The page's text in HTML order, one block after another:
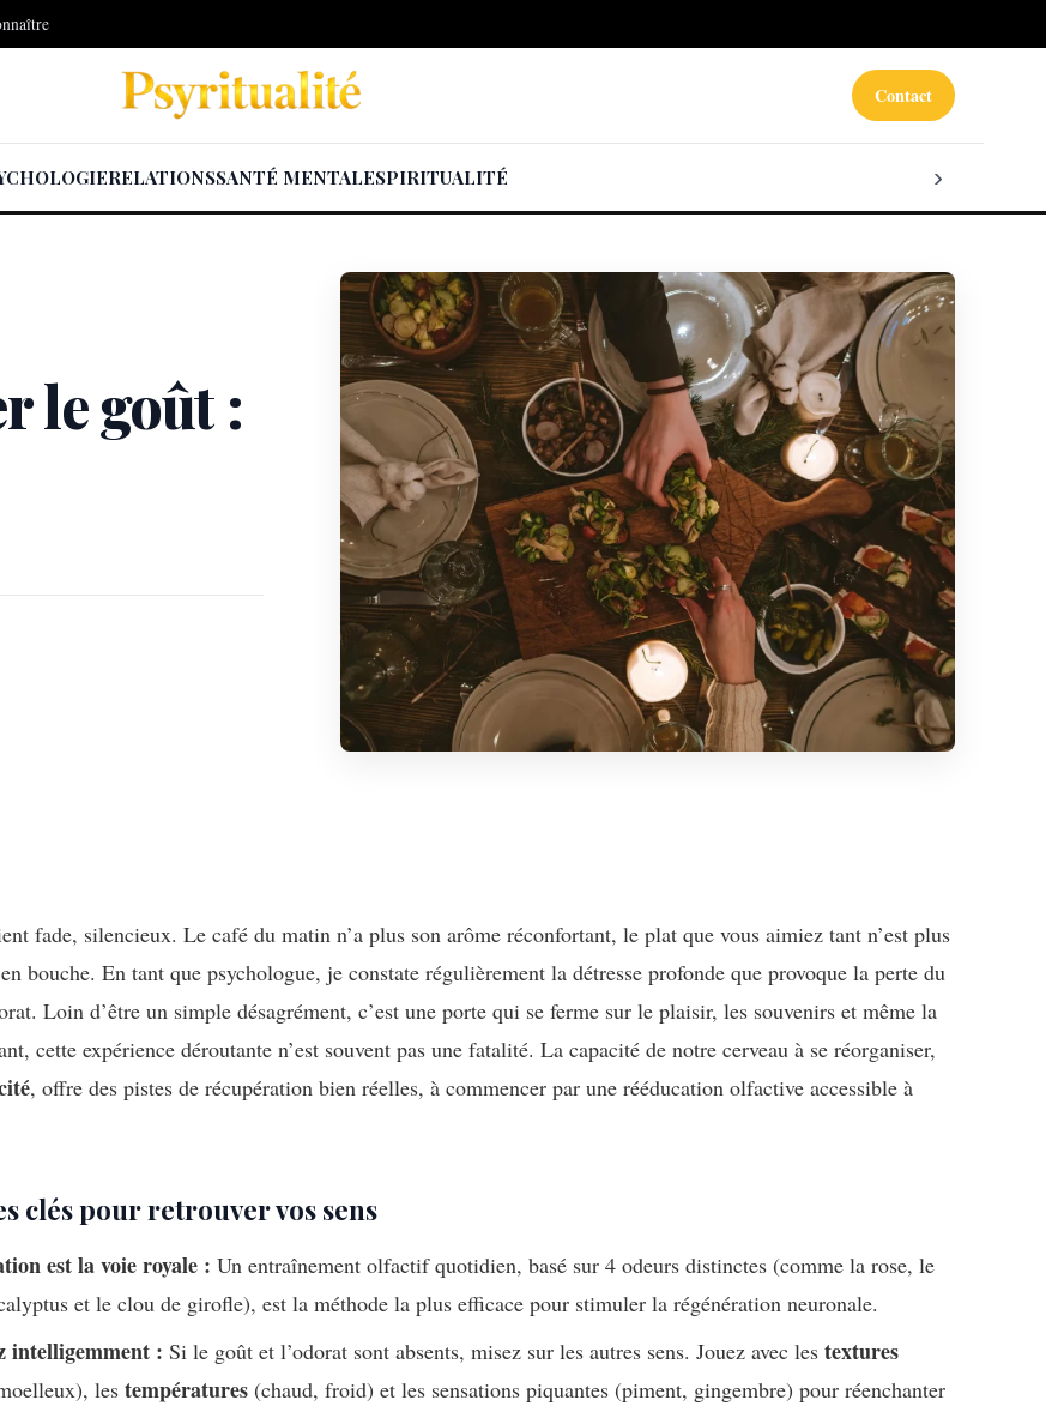
Contact
RELATIONSSANTÉ MENTALESPIRITUALITÉ ›
le goût :
fade, silencieux. Le café du matin n’a plus son arôme réconfortant, le plat que vous aimiez tant n’est plus
bouche. En tant que psychologue, je constate régulièrement la détresse profonde que provoque la perte du
Loin d’être un simple désagrément, c’est une porte qui se ferme sur le plaisir, les souvenirs et même la
cette expérience déroutante n’est souvent pas une fatalité. La capacité de notre cerveau à se réorganiser,
, offre des pistes de récupération bien réelles, à commencer par une rééducation olfactive accessible à
clés pour retrouver vos sens
est la voie royale : Un entraînement olfactif quotidien, basé sur 4 odeurs distinctes (comme la rose, le
et le clou de girofle), est la méthode la plus efficace pour stimuler la régénération neuronale.
intelligemment : Si le goût et l’odorat sont absents, misez sur les autres sens. Jouez avec les textures
les températures (chaud, froid) et les sensations piquantes (piment, gingembre) pour réenchanter